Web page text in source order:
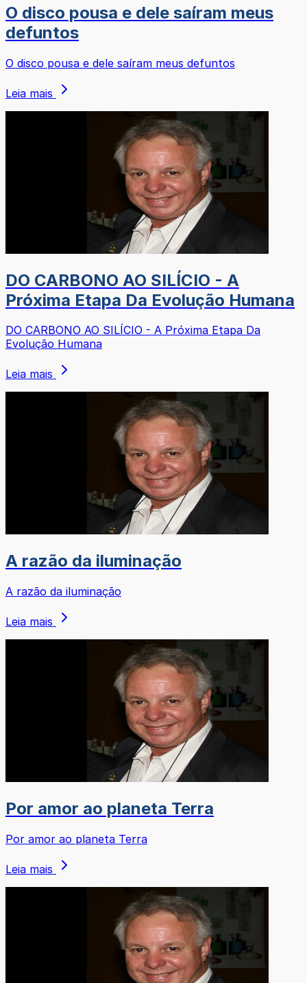
O disco pousa e dele saíram meus
defuntos
O disco pousa e dele saíram meus defuntos
Leia mais
DO CARBONO AO SILÍCIO - A
Próxima Etapa Da Evolução Humana
DO CARBONO AO SILÍCIO - A Próxima Etapa Da
Evolução Humana
Leia mais
A razão da iluminação
A razão da iluminação
Leia mais
Por amor ao planeta Terra
Por amor ao planeta Terra
Leia mais